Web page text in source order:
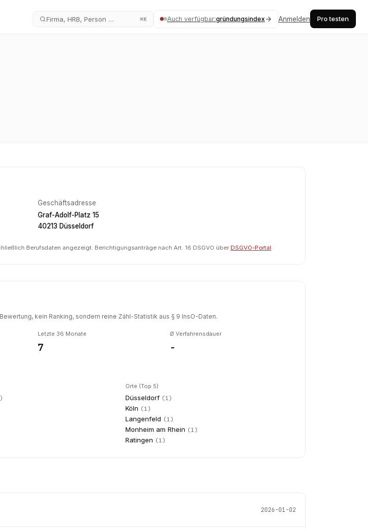
Firma, HRB, Person … ⌘K Auch verfügbar:gründungsindex Anmelden Pro testen
Geschäftsadresse
Graf-Adolf-Platz 15
40213 Düsseldorf
Berufsdaten angezeigt. Berichtigungsanträge nach Art. 16 DSGVO über DSGVO-Portal.
kein Ranking, sondern reine Zähl-Statistik aus § 9 InsO-Daten.
Letzte 36 Monate
7
Ø Verfahrensdauer
-
)
Orte (Top 5)
Düsseldorf (1)
Köln (1)
Langenfeld (1)
Monheim am Rhein (1)
Ratingen (1)
2026-01-02